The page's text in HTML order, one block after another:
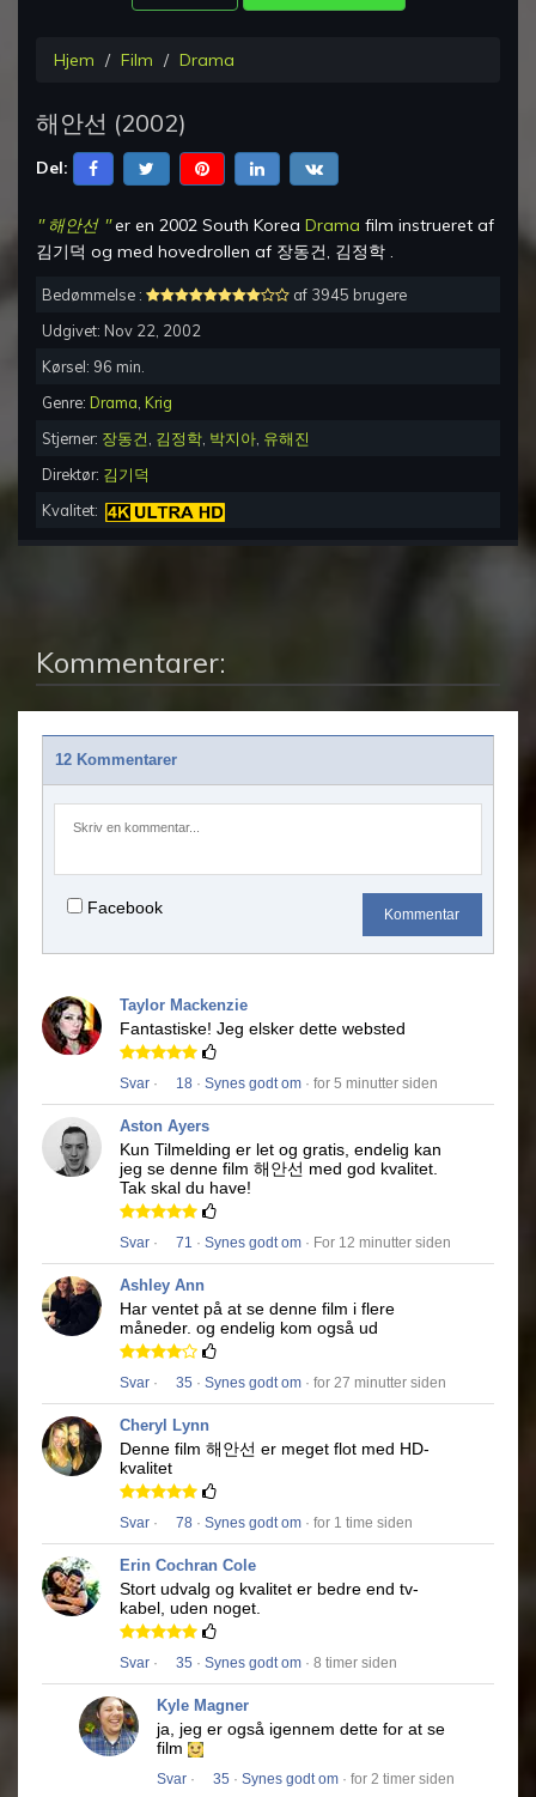
Hjem Film Drama
해안선 (2002)
Del:
" 해안선 "er en 2002 South Korea Drama film instrueret af
김기덕 og med hovedrollen af 장동건, 김정학 .
Bedømmelse :
af 3945 brugere
Udgivet: Nov 22, 2002
Kørsel: 96 min.
Genre: Drama Krig
Stjerner: 장동건 김정학 박지아 유해진
Direktør: 김기덕
Kvalitet:
Kommentarer:
12 Kommentarer
Facebook Kommentar
Taylor Mackenzie
Fantastiske! Jeg elsker dette websted
Svar · 18 · Synes godt om · for 5 minutter siden
Aston Ayers
Kun Tilmelding er let og gratis, endelig kan
jeg se denne film 해안선 med god kvalitet.
Tak skal du have!
Svar · 71 · Synes godt om · For 12 minutter siden
Ashley Ann
Har ventet på at se denne film i flere
måneder. og endelig kom også ud
Svar · 35 · Synes godt om · for 27 minutter siden
Cheryl Lynn
Denne film 해안선 er meget flot med HD-
kvalitet
Svar · 78 · Synes godt om · for 1 time siden
Erin Cochran Cole
Stort udvalg og kvalitet er bedre end tv-
kabel, uden noget.
Svar · 35 · Synes godt om · 8 timer siden
Kyle Magner
ja, jeg er også igennem dette for at se
film
Svar · 35 · Synes godt om · for 2 timer siden